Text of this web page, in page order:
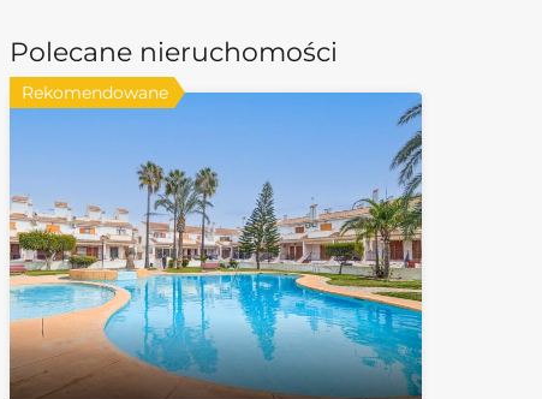
Polecane nieruchomości
Rekomendowane